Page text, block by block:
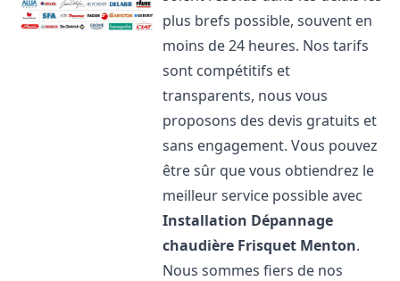
plus brefs possible, souvent en
moins de 24 heures. Nos tarifs
sont compétitifs et
transparents, nous vous
proposons des devis gratuits et
sans engagement. Vous pouvez
être sûr que vous obtiendrez le
meilleur service possible avec
Installation Dépannage
chaudière Frisquet Menton.
Nous sommes fiers de nos